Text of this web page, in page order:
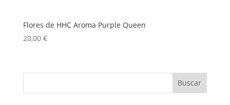
Flores de HHC Aroma Purple Queen
20,00 €
Buscar